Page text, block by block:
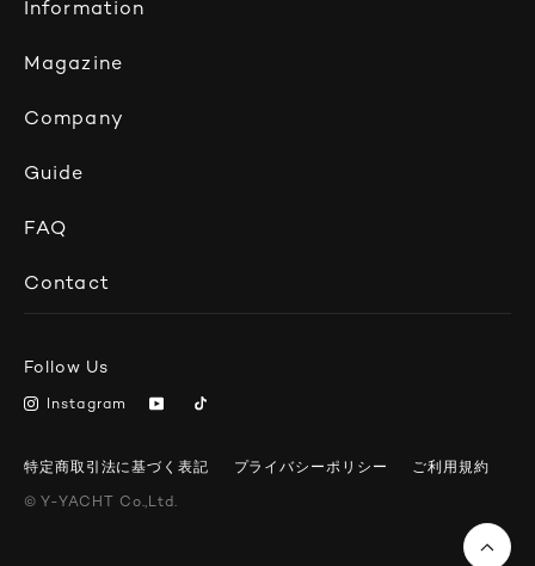
Information
Company
FAQ
Magazine
Guide
Contact
Follow Us
Instagram
特定商取引法に基づく表記 プライバシーポリシー ご利用規約
© Y-YACHT Co.,Ltd.